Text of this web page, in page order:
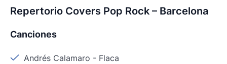
Repertorio Covers Pop Rock – Barcelona
Canciones
Andrés Calamaro - Flaca